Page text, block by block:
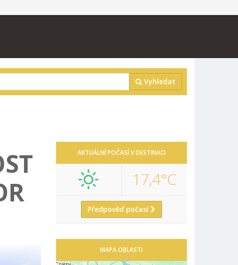
Vyhledat
AKTUÁLNÍ POČASÍ V DESTINACI
17,4°C
Předpověď počasí
MAPA OBLASTI